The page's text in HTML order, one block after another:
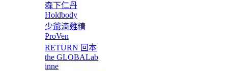
森下仁丹
Holdbody
少爺滴雞精
ProVen
RETURN 回本
the GLOBALab
inne